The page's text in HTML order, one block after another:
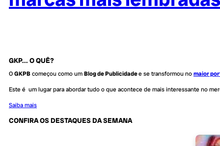
GKP... O QUÊ?
OGKPBcomeçou como umBlog de Publicidadee se transformou nomaior
Este é um lugar para abordar tudo o que acontece de mais interessante no
Saiba mais
CONFIRA OS DESTAQUES DA SEMANA